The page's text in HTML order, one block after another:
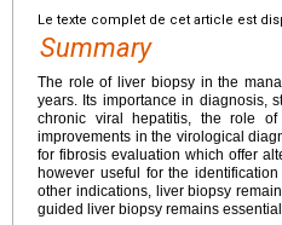
Le texte complet de cet article est
Summary
The role of liver biopsy in the
years. Its importance in diagnosis,
chronic viral hepatitis, the role
improvements in the virological
for fibrosis evaluation which offer
however useful for the
other indications, liver biopsy
guided liver biopsy remains